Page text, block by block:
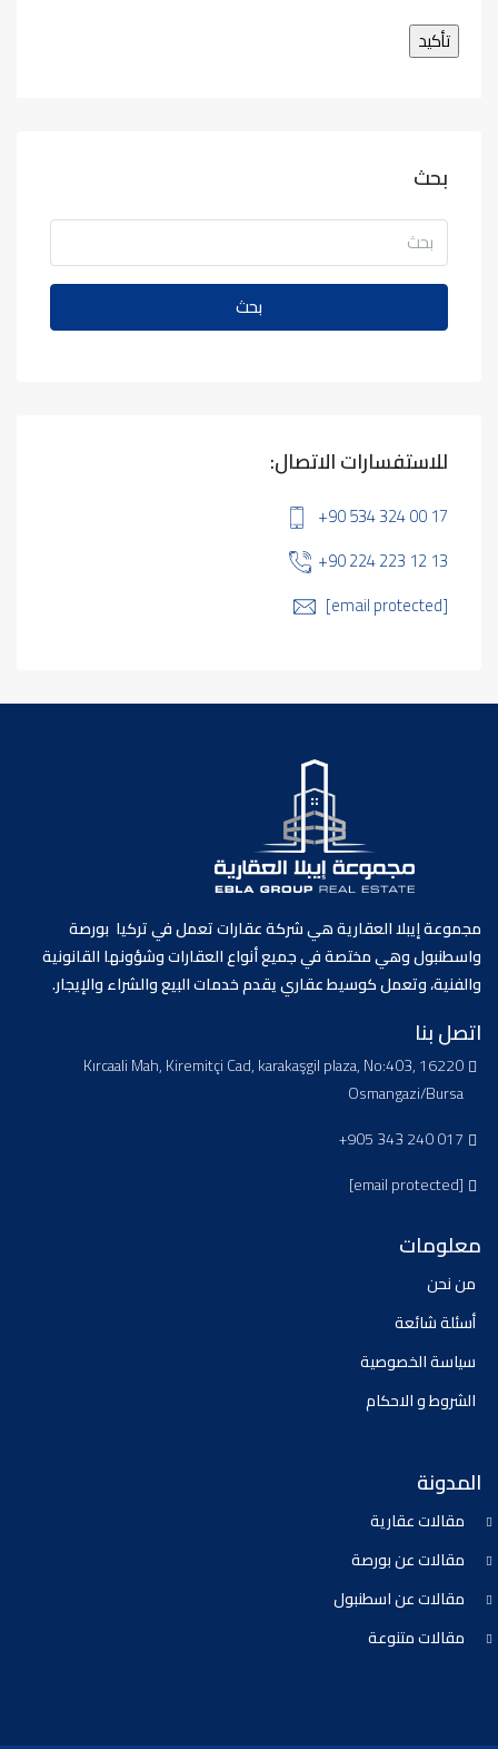
بحث
بحث
للاستفسارات الاتصال:
+90 534 324 00 17
+90 224 223 12 13
[email protected]
مجموعة إيبلا العقارية هي شركة عقارات تعمل في تركيا بورصة
واسطنبول وهي مختصة في جميع أنواع العقارات وشؤونها القانونية
والفنية، وتعمل كوسيط عقاري يقدم خدمات البيع والشراء والإيجار.
اتصل بنا
Kırcaali Mah, Kiremitçi Cad, karakaşgil plaza, No:403, 16220
Osmangazi/Bursa
+905 343 240 017
[email protected]
معلومات
من نحن
أسئلة شائعة
سياسة الخصوصية
الشروط و الاحكام
المدونة
مقالات عقارية
مقالات عن بورصة
مقالات عن اسطنبول
مقالات متنوعة